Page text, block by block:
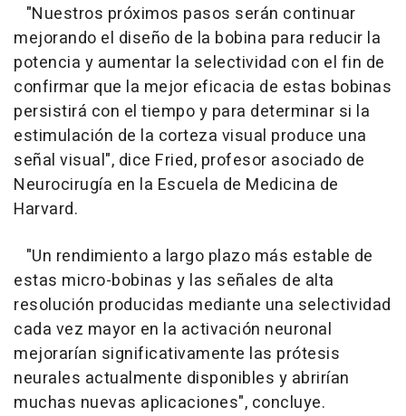
"Nuestros próximos pasos serán continuar
mejorando el diseño de la bobina para reducir la
potencia y aumentar la selectividad con el fin de
confirmar que la mejor eficacia de estas bobinas
persistirá con el tiempo y para determinar si la
estimulación de la corteza visual produce una
señal visual", dice Fried, profesor asociado de
Neurocirugía en la Escuela de Medicina de
Harvard.
"Un rendimiento a largo plazo más estable de
estas micro-bobinas y las señales de alta
resolución producidas mediante una selectividad
cada vez mayor en la activación neuronal
mejorarían significativamente las prótesis
neurales actualmente disponibles y abrirían
muchas nuevas aplicaciones", concluye.